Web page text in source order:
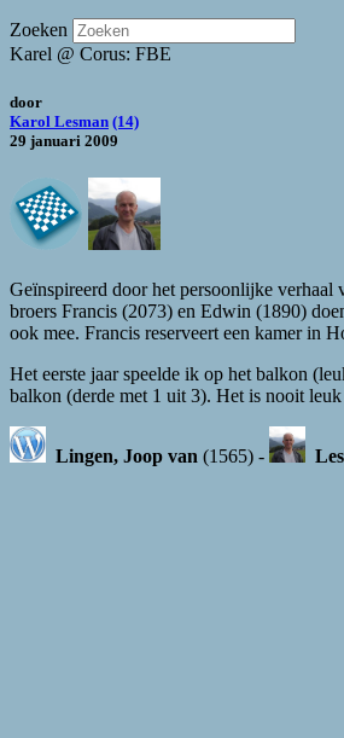
Zoeken
Karel @ Corus: FBE
door
Karol Lesman (14)
29 januari 2009
Geïnspireerd door het persoonlijke
broers Francis (2073) en Edwin (1890)
ook mee. Francis reserveert een kamer in
Het eerste jaar speelde ik op het balkon
balkon (derde met 1 uit 3). Het is nooit
Lingen, Joop van (1565) -